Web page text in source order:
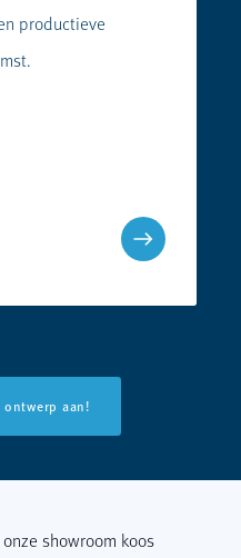
productieve
ontwerp aan!
showroom koos